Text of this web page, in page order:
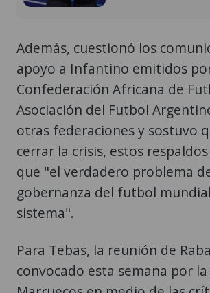
Además, cuestionó los
apoyo a Infantino emitidos
Confederación Africana de
Asociación del Futbol
otras federaciones y sostuvo
cerrar la crisis, estos
que "el verdadero problema
gobernanza del futbol
sistema".
Para Tebas, la reunión de
convocado esta semana por la